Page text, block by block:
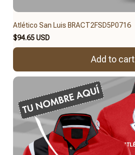
Atlético San Luis BRACT2FSD5P0716
$94.65 USD
Add to cart